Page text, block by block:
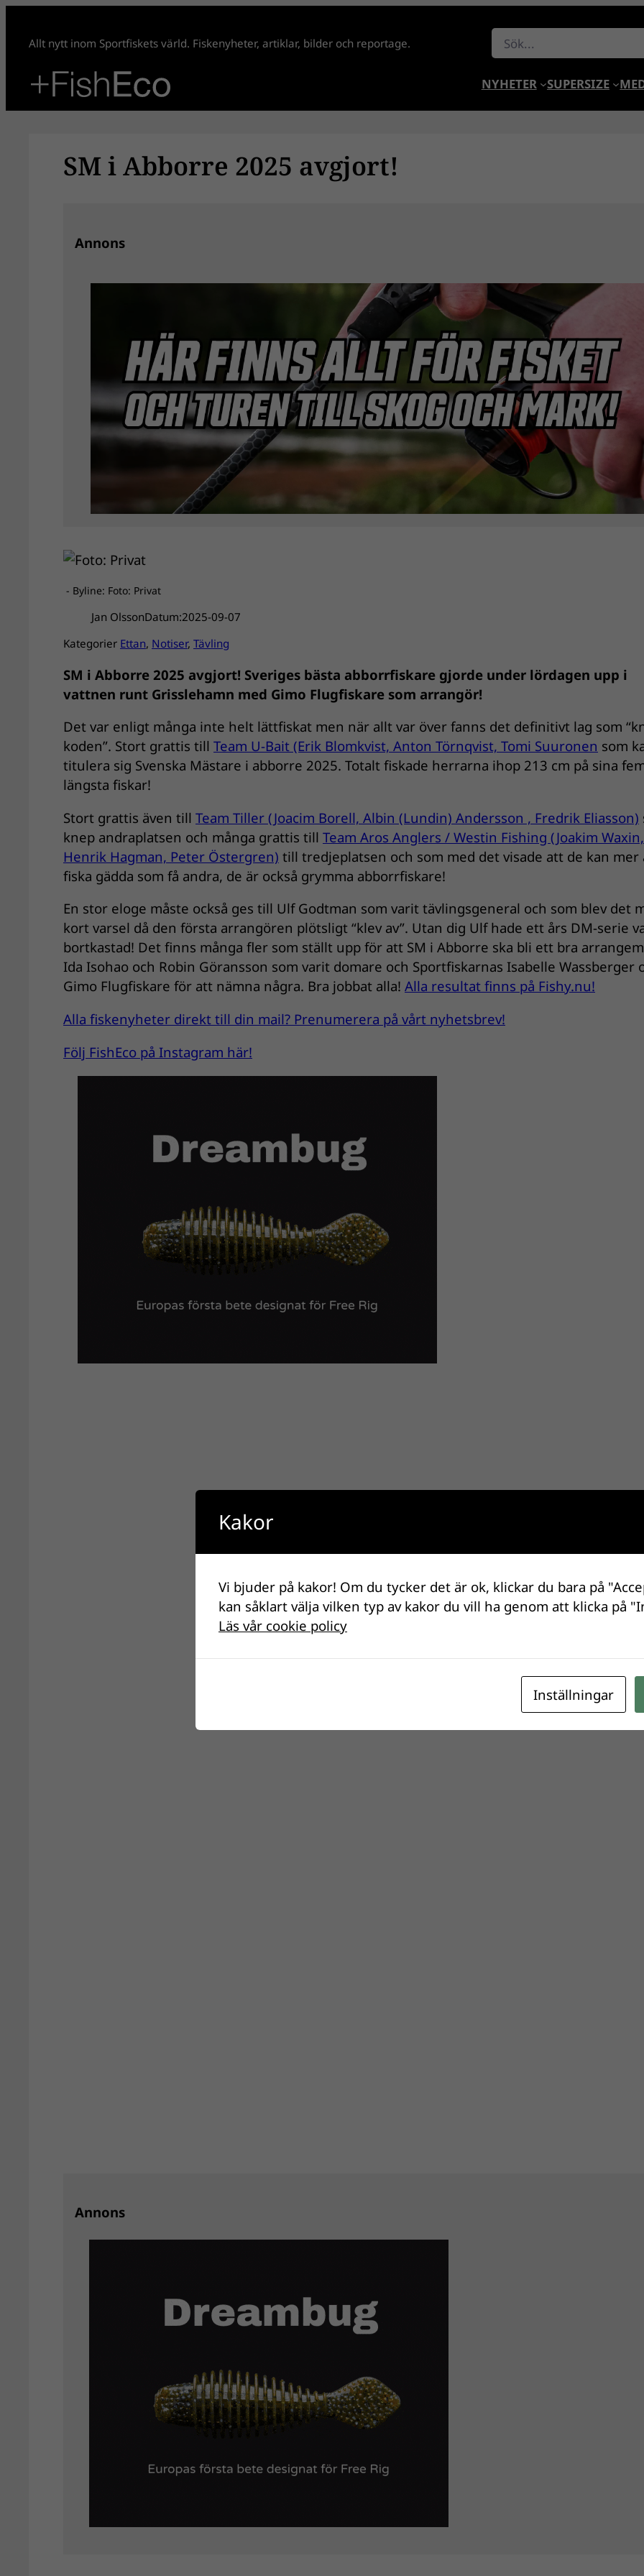
innehåll
Allt nytt inom Sportfiskets värld. Fiskenyheter, artiklar, bilder och reportage. Sök
NYHETER SUPERSIZE
SM i Abborre 2025 avgjort!
Annons
- Byline: Foto: Privat
Jan OlssonDatum:2025-09-07
Kategorier Ettan, Notiser, Tävling
SM i Abborre 2025 avgjort! Sveriges bästa abborrfiskare gjorde under lördagen upp i
vattnen runt Grisslehamn med Gimo Flugfiskare som arrangör!
Det var enligt många inte helt lättfiskat men när allt var över fanns det definitivt lag som
koden”. Stort grattis till Team U-Bait (Erik Blomkvist, Anton Törnqvist, Tomi Suuronen som
titulera sig Svenska Mästare i abborre 2025. Totalt fiskade herrarna ihop 213 cm på sina
längsta fiskar!
Stort grattis även till Team Tiller (Joacim Borell, Albin (Lundin) Andersson , Fredrik Eliasson)
knep andraplatsen och många grattis till Team Aros Anglers / Westin Fishing (Joakim Waxin,
Henrik Hagman, Peter Östergren) till tredjeplatsen och som med det visade att de kan mer
fiska gädda som få andra, de är också grymma abborrfiskare!
En stor eloge måste också ges till Ulf Godtman som varit tävlingsgeneral och som blev det
kort varsel då den första arrangören plötsligt “klev av”. Utan dig Ulf hade ett års DM-serie
bortkastad! Det finns många fler som ställt upp för att SM i Abborre ska bli ett bra
Ida Isohao och Robin Göransson som varit domare och Sportfiskarnas Isabelle Wassberger
Gimo Flugfiskare för att nämna några. Bra jobbat alla! Alla resultat finns på Fishy.nu!
Alla fiskenyheter direkt till din mail? Prenumerera på vårt nyhetsbrev!
Följ FishEco på Instagram här!
Annons
Kakor
Vi bjuder på kakor! Om du tycker det är ok, klickar du bara på
kan såklart välja vilken typ av kakor du vill ha genom att klicka på
Läs vår cookie policy
Inställningar